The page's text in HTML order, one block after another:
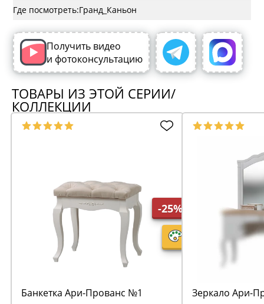
Где посмотреть:
Получить видео
и фотоконсультацию
ТОВАРЫ ИЗ ЭТОЙ СЕРИИ/
КОЛЛЕКЦИИ
-25%
Банкетка Ари-Прованс №1 Зеркало Ари-